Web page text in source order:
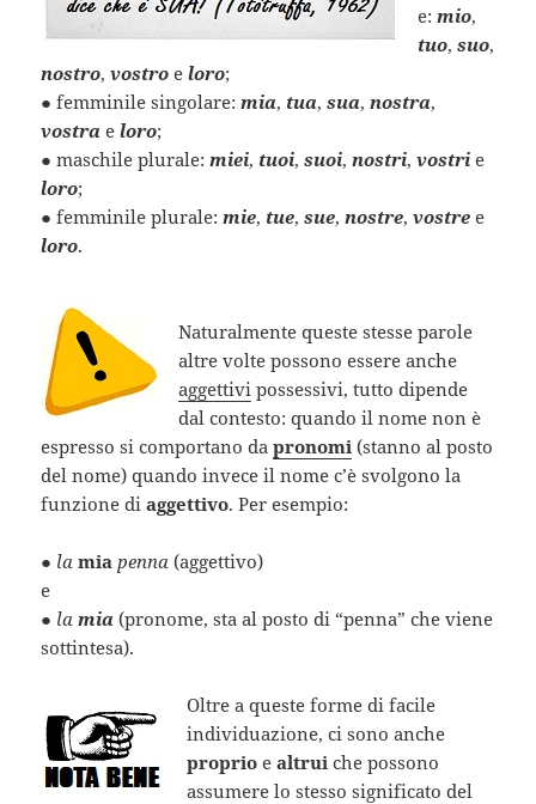
e:mio,
tuo,suo,
nostro,vostro eloro;
● femminile singolare:mia, tua,sua,nostra,
vostra eloro;
● maschile plurale:miei, tuoi,suoi,nostri,vostri e
loro;
● femminile plurale:mie, tue,sue,nostre,vostre e
loro.
Naturalmente queste stesse parole
altre volte possono essere anche
aggettivi possessivi, tutto dipende
dal contesto: quando il nome non è
espresso si comportano dapronomi (stanno al posto
del nome) quando invece il nome c’è svolgono la
funzione diaggettivo. Per esempio:
● lamia penna (aggettivo)
e
● la mia (pronome, sta al posto di “penna” che viene
sottintesa).
Oltre a queste forme di facile
individuazione, ci sono anche
proprio ealtrui che possono
assumere lo stesso significato del